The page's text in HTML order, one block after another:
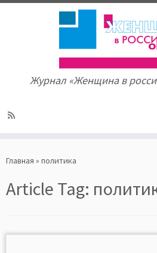
to
Журнал «Женщина в
Главная » политика
Article Tag: